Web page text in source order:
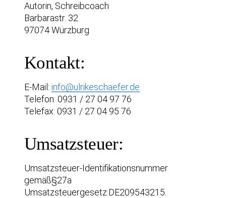
Autorin, Schreibcoach
Barbarastr. 32
97074 Würzburg
Kontakt:
E-Mail: info@ulrikeschaefer.de
Telefon: 0931 / 27 04 97 76
Telefax: 0931 / 27 04 95 76
Umsatzsteuer:
Umsatzsteuer-Identifikationsnummer
gemäß§27a
Umsatzsteuergesetz:DE209543215.